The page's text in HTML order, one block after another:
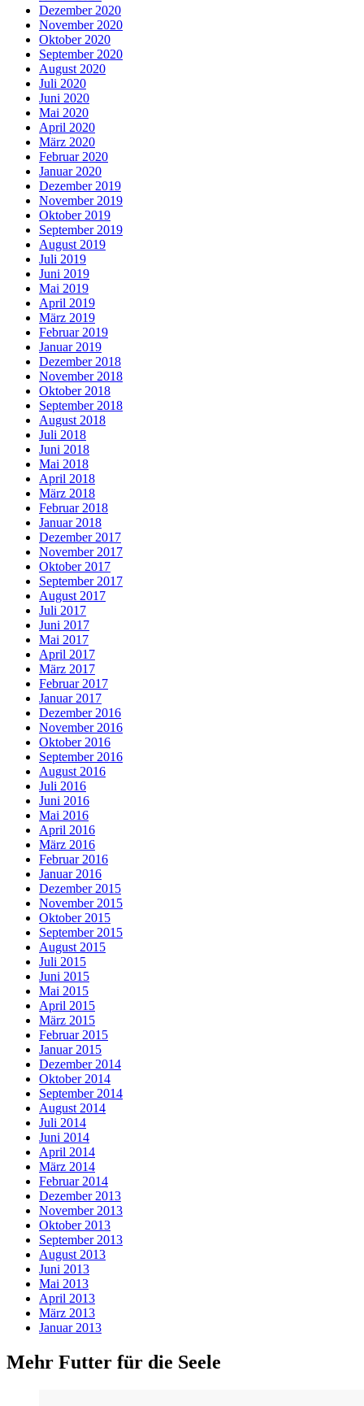
Dezember 2020
November 2020
Oktober 2020
September 2020
August 2020
Juli 2020
Juni 2020
Mai 2020
April 2020
März 2020
Februar 2020
Januar 2020
Dezember 2019
November 2019
Oktober 2019
September 2019
August 2019
Juli 2019
Juni 2019
Mai 2019
April 2019
März 2019
Februar 2019
Januar 2019
Dezember 2018
November 2018
Oktober 2018
September 2018
August 2018
Juli 2018
Juni 2018
Mai 2018
April 2018
März 2018
Februar 2018
Januar 2018
Dezember 2017
November 2017
Oktober 2017
September 2017
August 2017
Juli 2017
Juni 2017
Mai 2017
April 2017
März 2017
Februar 2017
Januar 2017
Dezember 2016
November 2016
Oktober 2016
September 2016
August 2016
Juli 2016
Juni 2016
Mai 2016
April 2016
März 2016
Februar 2016
Januar 2016
Dezember 2015
November 2015
Oktober 2015
September 2015
August 2015
Juli 2015
Juni 2015
Mai 2015
April 2015
März 2015
Februar 2015
Januar 2015
Dezember 2014
Oktober 2014
September 2014
August 2014
Juli 2014
Juni 2014
April 2014
März 2014
Februar 2014
Dezember 2013
November 2013
Oktober 2013
September 2013
August 2013
Juni 2013
Mai 2013
April 2013
März 2013
Januar 2013
Mehr Futter für die Seele